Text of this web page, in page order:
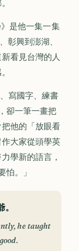
是他一集一集
興到澎湖、
看見台灣的人
寫國字、練書
卻一筆一畫把
他的「放眼看
大家從頭學英
學新的語言，
。」
he taught